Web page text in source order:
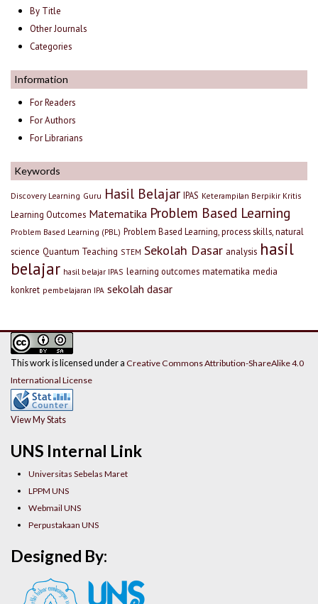
By Title
Other Journals
Categories
Information
For Readers
For Authors
For Librarians
Keywords
Discovery Learning Guru Hasil Belajar IPAS Keterampilan Berpikir Kritis
Learning Outcomes Matematika Problem Based Learning
Problem Based Learning (PBL) Problem Based Learning, process skills, natural
science Quantum Teaching STEM Sekolah Dasar analysis hasil
belajar hasil belajar IPAS learning outcomes matematika media
konkret pembelajaran IPA sekolah dasar
UNS Internal Link
Universitas Sebelas Maret
LPPM UNS
Webmail UNS
Perpustakaan UNS
This work is licensed under a Creative Commons Attribution-ShareAlike 4.0
International License
View My Stats
Designed By: